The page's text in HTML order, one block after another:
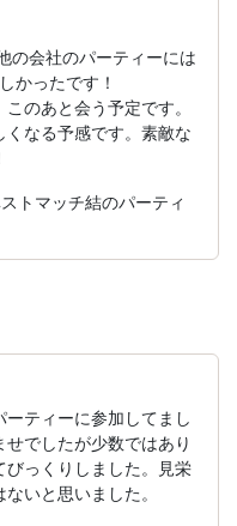
の会社のパーティーには
かったです！
のあと会う予定です。
なる予感です。素敵な
トマッチ結のパーティ
ティーに参加してまし
でしたが少数ではあり
びっくりしました。見栄
いと思いました。